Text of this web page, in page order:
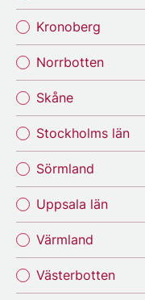
Kronoberg
Norrbotten
Skåne
Stockholms län
Sörmland
Uppsala län
Värmland
Västerbotten